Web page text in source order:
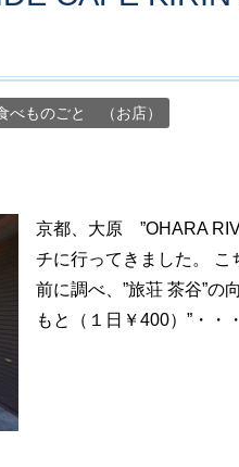
べものごと （お店）
京都、大原 ”OHARA
チに行ってきました。
前に調べ、”旅荘 茶谷”
もと（１日￥400）”・・・